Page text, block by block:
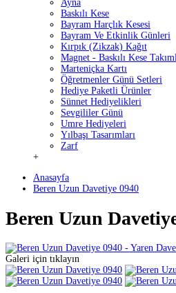
Ayna
Baskılı Kese
Bayram Harçlık Kesesi
Bayram Ve Etkinlik Günleri
Kırpık (Zikzak) Kağıt
Magnet - Baskılı Kese
Marteniçka Kartı
Öğretmenler Günü Setleri
Hediye Paketli Ürünler
Sünnet Hediyelikleri
Sevgililer Günü
Umre Hediyeleri
Yılbaşı Tasarımları
Zarf
+
Anasayfa
Beren Uzun Davetiye 0940
Beren Uzun
Galeri için tıklayın